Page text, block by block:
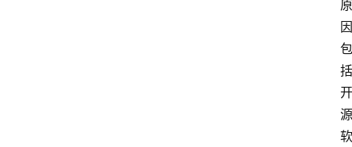
原
因
包
括
开
源
软